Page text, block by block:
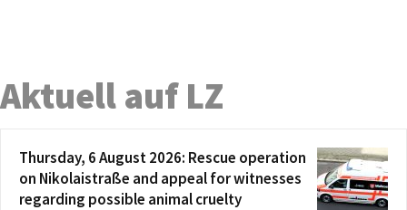
Aktuell auf LZ
Thursday, 6 August 2026: Rescue operation
on Nikolaistraße and appeal for witnesses
regarding possible animal cruelty